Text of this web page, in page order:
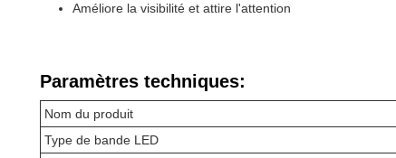
Améliore la visibilité et attire l'attention
Paramètres techniques:
Nom du produit
Type de bande LED